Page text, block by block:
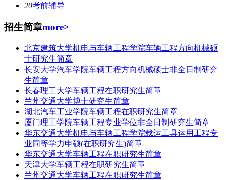
20考前辅导
招生简章more>
北京建筑大学机电与车辆工程学院车辆工程方向机械硕
士研究生简章
长安大学汽车学院车辆工程方向机械硕士非全日制研究
生简章
长春理工大学车辆工程在职研究生简章
兰州交通大学博士研究生简章
湖北汽车工业学院车辆工程在职研究生简章
厦门理工学院车辆工程专业学位非全日制研究生简章
华东交通大学机电与车辆工程学院载运工具运用工程专
业同等学力申硕(在职研究生)简章
华东交通大学车辆工程在职研究生简章
天津大学车辆工程在职研究生简章
兰州交通大学车辆工程在职研究生简章